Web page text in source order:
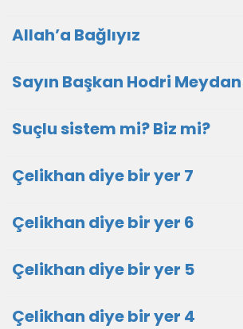
Allah’a Bağlıyız
Sayın Başkan Hodri
Suçlu sistem mi? Biz mi?
Çelikhan diye bir yer 7
Çelikhan diye bir yer 6
Çelikhan diye bir yer 5
Çelikhan diye bir yer 4